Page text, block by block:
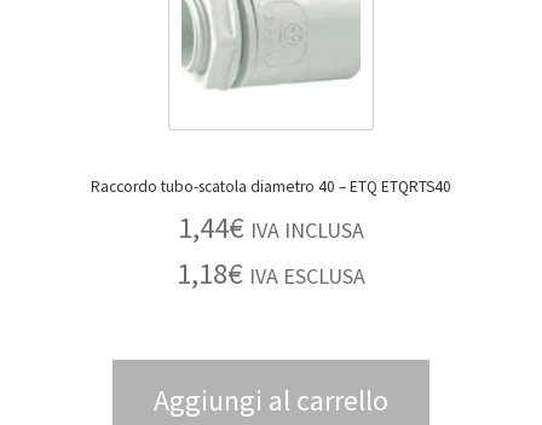
Raccordo tubo-scatola diametro 40 – ETQ ETQRTS40
1,44€ IVA INCLUSA
1,18€ IVA ESCLUSA
Aggiungi al carrello